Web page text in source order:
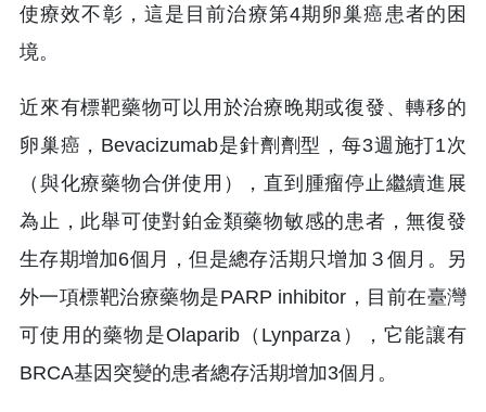
使療效不彰，這是目前治療第4期卵巢癌患者的困
境。
近來有標靶藥物可以用於治療晚期或復發、轉移的
卵巢癌，Bevacizumab是針劑劑型，每3週施打1次
（與化療藥物合併使用），直到腫瘤停止繼續進展
為止，此舉可使對鉑金類藥物敏感的患者，無復發
生存期增加6個月，但是總存活期只增加３個月。另
外一項標靶治療藥物是PARP inhibitor，目前在臺灣
可使用的藥物是Olaparib（Lynparza），它能讓有
BRCA基因突變的患者總存活期增加3個月。